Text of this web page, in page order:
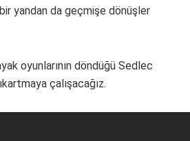
yandan da geçmişe dönüşler
oyunlarının döndüğü Sedlec
çalışacağız.